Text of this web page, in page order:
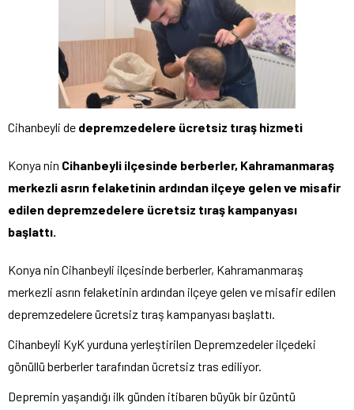
Cihanbeyli de depremzedelere ücretsiz tıraş hizmeti
Konya nin Cihanbeyli ilçesinde berberler, Kahramanmaraş
merkezli asrın felaketinin ardından ilçeye gelen ve misafir
edilen depremzedelere ücretsiz tıraş kampanyası
başlattı.
Konya nin Cihanbeyli ilçesinde berberler, Kahramanmaraş
merkezli asrın felaketinin ardından ilçeye gelen ve misafir edilen
depremzedelere ücretsiz tıraş kampanyası başlattı.
Cihanbeyli KyK yurduna yerleştirilen Depremzedeler ilçedeki
gönüllü berberler tarafından ücretsiz tras ediliyor.
Depremin yaşandığı ilk günden itibaren büyük bir üzüntü